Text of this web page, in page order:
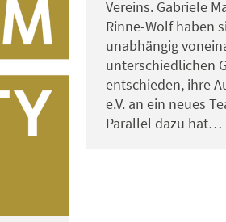
Vereins. Gabriele
Rinne-Wolf haben
unabhängig
unterschiedlichen
entschieden, ihre
e.V. an ein neues
Parallel dazu hat…